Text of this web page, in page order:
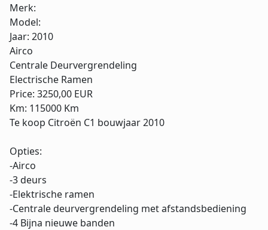
Merk:
Model:
Jaar: 2010
Airco
Centrale Deurvergrendeling
Electrische Ramen
Price: 3250,00 EUR
Km: 115000 Km
Te koop Citroën C1 bouwjaar 2010
Opties:
-Airco
-3 deurs
-Elektrische ramen
-Centrale deurvergrendeling met afstandsbediening
-4 Bijna nieuwe banden